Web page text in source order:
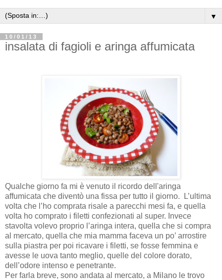
▼
10/01/13
insalata di fagioli e aringa affumicata
Qualche giorno fa mi è venuto il ricordo dell'aringa
affumicata che diventò una fissa per tutto il giorno.
L’ultima
volta che l’ho comprata risale a parecchi mesi fa, e quella
volta ho comprato i filetti confezionati al super. Invece
stavolta volevo proprio l’aringa intera, quella che si compra
al mercato, quella che mia mamma faceva un po’ arrostire
sulla piastra per poi ricavare i filetti, se fosse femmina e
avesse le uova tanto meglio, quelle del colore dorato,
dell’odore intenso e penetrante.
Per farla breve, sono andata al mercato, a Milano le trovo